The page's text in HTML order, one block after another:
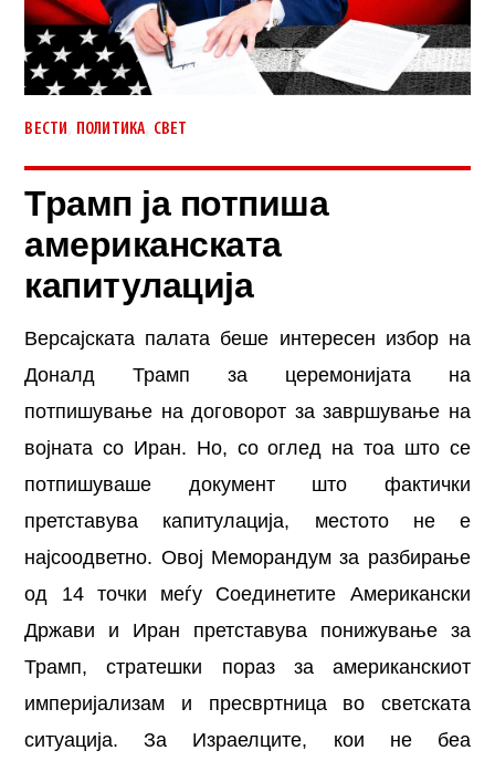
ВЕСТИ ПОЛИТИКА СВЕТ
Трамп ја потпиша
американската
капитулација
Версајската палата беше интересен избор на
Доналд Трамп за церемонијата на
потпишување на договорот за завршување на
војната со Иран. Но, со оглед на тоа што се
потпишуваше документ што фактички
претставува капитулација, местото не е
најсоодветно. Овој Меморандум за разбирање
од 14 точки меѓу Соединетите Американски
Држави и Иран претставува понижување за
Трамп, стратешки пораз за американскиот
империјализам и пресвртница во светската
ситуација. За Израелците, кои не беа